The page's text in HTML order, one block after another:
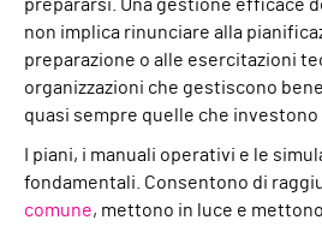
prepararsi. Una gestione efficace
non implica rinunciare alla
preparazione o alle esercitazioni
organizzazioni che gestiscono
quasi sempre quelle che investono
I piani, i manuali operativi e le
fondamentali. Consentono di
comune, mettono in luce e